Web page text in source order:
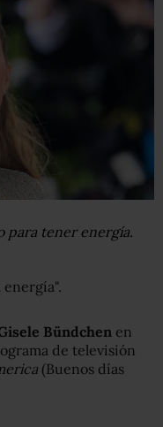
para tener energía.
Bündchen en
de televisión
(Buenos días